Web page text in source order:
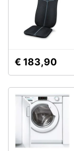
Prima
infanzia
Casalinghi
Abbigliamento
Sport
Forni,
Piani
e
Cappe
microonde
Forno
€ 183,90